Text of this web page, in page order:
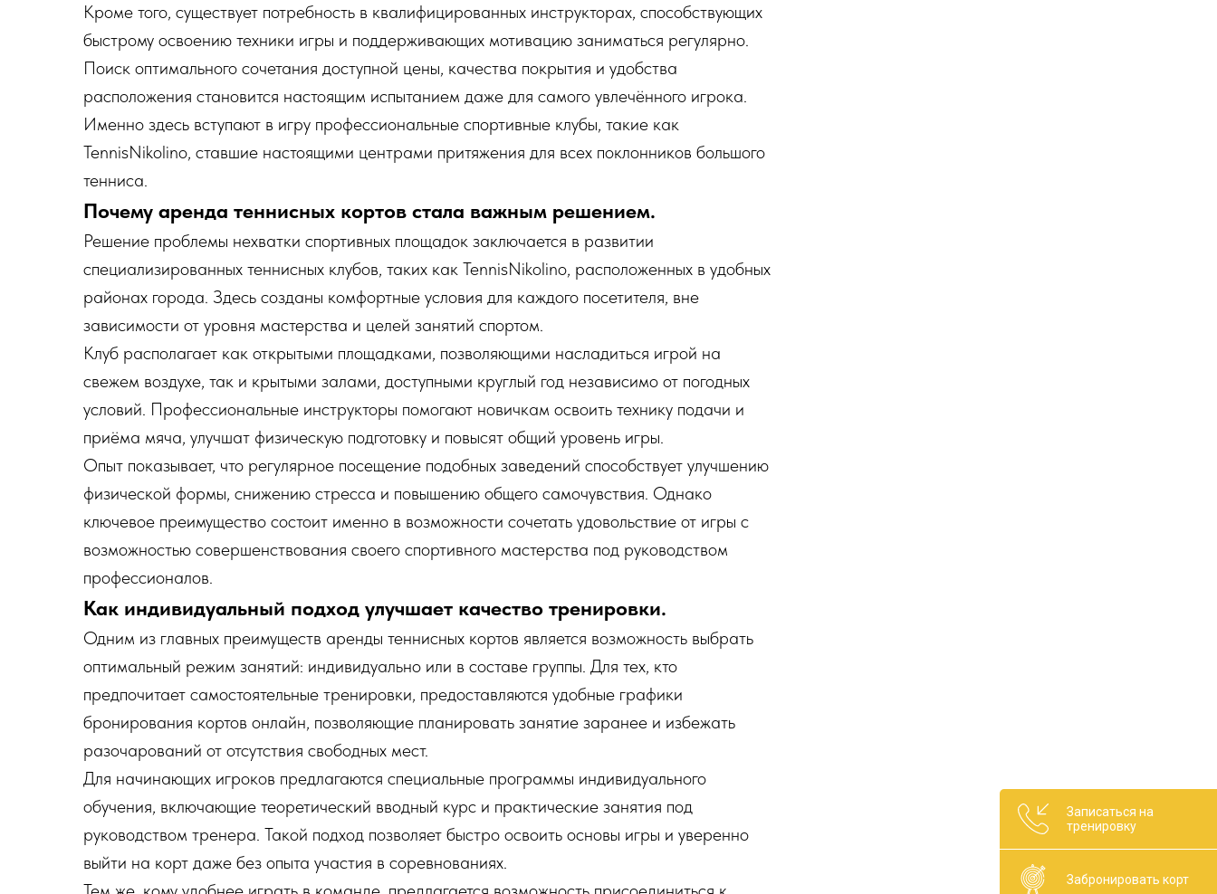
Кроме того, существует потребность в квалифицированных инструкторах, способствующих
быстрому освоению техники игры и поддерживающих мотивацию заниматься регулярно.
Поиск оптимального сочетания доступной цены, качества покрытия и удобства
расположения становится настоящим испытанием даже для самого увлечённого игрока.
Именно здесь вступают в игру профессиональные спортивные клубы, такие как
TennisNikolino, ставшие настоящими центрами притяжения для всех поклонников большого
тенниса.
Почему аренда теннисных кортов стала важным решением.
Решение проблемы нехватки спортивных площадок заключается в развитии
специализированных теннисных клубов, таких как TennisNikolino, расположенных в удобных
районах города. Здесь созданы комфортные условия для каждого посетителя, вне
зависимости от уровня мастерства и целей занятий спортом.
Клуб располагает как открытыми площадками, позволяющими насладиться игрой на
свежем воздухе, так и крытыми залами, доступными круглый год независимо от погодных
условий. Профессиональные инструкторы помогают новичкам освоить технику подачи и
приёма мяча, улучшат физическую подготовку и повысят общий уровень игры.
Опыт показывает, что регулярное посещение подобных заведений способствует улучшению
физической формы, снижению стресса и повышению общего самочувствия. Однако
ключевое преимущество состоит именно в возможности сочетать удовольствие от игры с
возможностью совершенствования своего спортивного мастерства под руководством
профессионалов.
Как индивидуальный подход улучшает качество тренировки.
Одним из главных преимуществ аренды теннисных кортов является возможность выбрать
оптимальный режим занятий: индивидуально или в составе группы. Для тех, кто
предпочитает самостоятельные тренировки, предоставляются удобные графики
бронирования кортов онлайн, позволяющие планировать занятие заранее и избежать
разочарований от отсутствия свободных мест.
Для начинающих игроков предлагаются специальные программы индивидуального
обучения, включающие теоретический вводный курс и практические занятия под
руководством тренера. Такой подход позволяет быстро освоить основы игры и уверенно
выйти на корт даже без опыта участия в соревнованиях.
Записаться на
тренировку
Забронировать корт